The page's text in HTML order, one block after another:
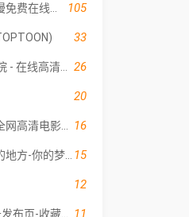
105
33
26
20
16
15
12
11